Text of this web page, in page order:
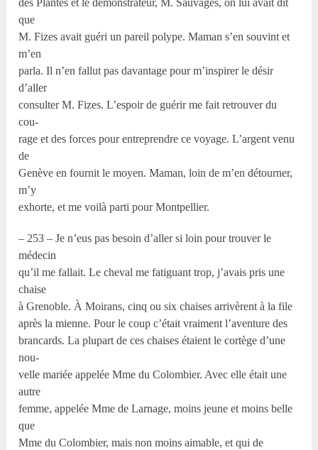
des Plantes et le démonstrateur, M. Sauvages, on lui avait dit
que
M. Fizes avait guéri un pareil polype. Maman s’en souvint et
m’en
parla. Il n’en fallut pas davantage pour m’inspirer le désir
d’aller
consulter M. Fizes. L’espoir de guérir me fait retrouver du
cou-
rage et des forces pour entreprendre ce voyage. L’argent venu
de
Genève en fournit le moyen. Maman, loin de m’en détourner,
m’y
exhorte, et me voilà parti pour Montpellier.
– 253 – Je n’eus pas besoin d’aller si loin pour trouver le
médecin
qu’il me fallait. Le cheval me fatiguant trop, j’avais pris une
chaise
à Grenoble. À Moirans, cinq ou six chaises arrivèrent à la file
après la mienne. Pour le coup c’était vraiment l’aventure des
brancards. La plupart de ces chaises étaient le cortège d’une
nou-
velle mariée appelée Mme du Colombier. Avec elle était une
autre
femme, appelée Mme de Larnage, moins jeune et moins belle
que
Mme du Colombier, mais non moins aimable, et qui de